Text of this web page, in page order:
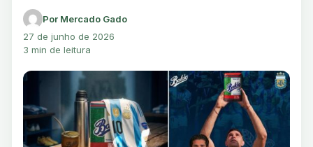
Por Mercado Gado
27 de junho de 2026
3 min de leitura